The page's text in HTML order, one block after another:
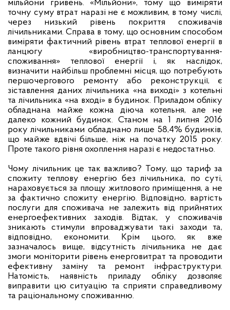
мільйони гривень. «Мільйони», тому що виміряти
точну суму втрат наразі не є можливим, в тому числі,
через низький рівень покриття споживачів
лічильниками. Справа в тому, що основним способом
виміряти фактичний рівень втрат теплової енергії в
ланцюгу «виробництво-транспортування-
споживання» теплової енергії і, як наслідок,
визначити найбільш проблемні місця, що потребують
першочергового ремонту або реконструкції, є
зіставлення даних лічильника «на виході» з котельні
та лічильника «на вході» в будинок. Приладом обліку
обладнана майже кожна діюча котельня, але не
далеко кожний будинок. Станом на 1 липня 2016
року лічильниками обладнано лише 58,4% будинків,
що майже вдвічі більше, ніж на початку 2015 року.
Проте такого рівня охоплення наразі є недостатньо.
Чому лічильник це так важливо? Тому, що тариф за
спожиту теплову енергію без лічильника, по суті,
нараховується за площу житлового приміщення, а не
за фактично спожиту енергію. Відповідно, вартість
послуги для споживача не залежить від прийнятих
енергоефективних заходів. Відтак, у споживачів
зникають стимули впроваджувати такі заходи та,
відповідно, економити. Крім цього, як вже
зазначалось вище, відсутність лічильника не дає
змоги моніторити рівень енерговитрат та проводити
ефективну заміну та ремонт інфраструктури.
Натомість, наявність приладу обліку дозволяє
виправити цю ситуацію та сприяти справедливому
та раціональному споживанню.